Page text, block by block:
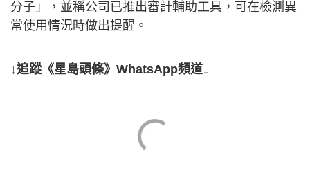
分子」，並稱公司已推出審計輔助工具，可在檢測異
常使用情況時做出提醒。
↓追蹤《星島頭條》WhatsApp頻道↓